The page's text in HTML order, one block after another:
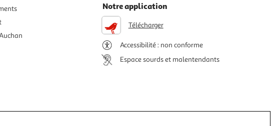
Notre application
Télécharger
Accessibilité : non conforme
Espace sourds et malentendants